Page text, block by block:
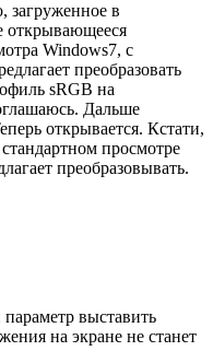
загруженное в
открывающееся
Windows7, с
преобразовать
sRGB на
Дальше
открывается. Кстати,
просмотре
преобразовывать.
выставить
на экране не станет